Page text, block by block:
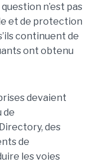
n’est pas
et de protection
continuent de
ont obtenu
devaient
de
des
de
les voies